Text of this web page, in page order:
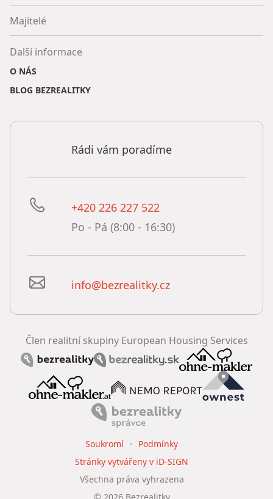
Majitelé
Další informace
O NÁS
BLOG BEZREALITKY
Rádi vám poradíme
+420 226 227 522
Po - Pá (8:00 - 16:30)
info@bezrealitky.cz
Člen realitní skupiny European Housing Services
Všechna práva vyhrazena
Soukromí
Podmínky
Stránky vytvářeny v iD-SIGN